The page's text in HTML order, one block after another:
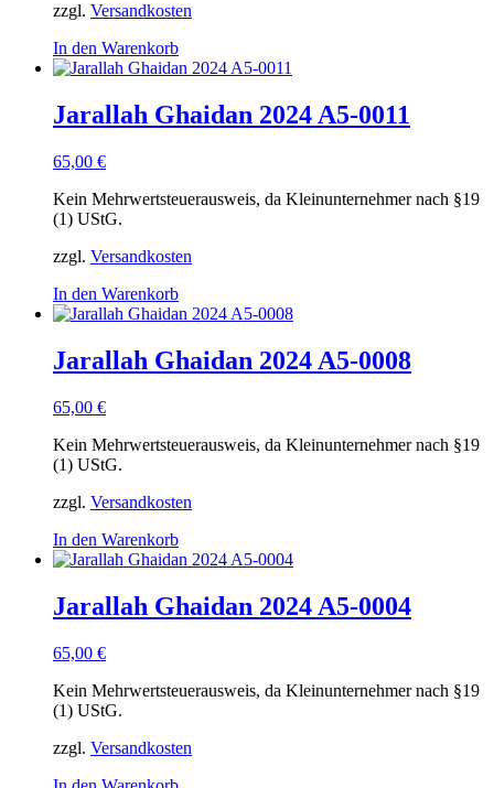
zzgl. Versandkosten
In den Warenkorb
Jarallah Ghaidan 2024 A5-0011
65,00 €
Kein Mehrwertsteuerausweis, da Kleinunternehmer nach §19
(1) UStG.
zzgl. Versandkosten
In den Warenkorb
Jarallah Ghaidan 2024 A5-0008
65,00 €
Kein Mehrwertsteuerausweis, da Kleinunternehmer nach §19
(1) UStG.
zzgl. Versandkosten
In den Warenkorb
Jarallah Ghaidan 2024 A5-0004
65,00 €
Kein Mehrwertsteuerausweis, da Kleinunternehmer nach §19
(1) UStG.
zzgl. Versandkosten